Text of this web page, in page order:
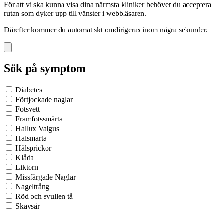
För att vi ska kunna visa dina närmsta kliniker behöver du acceptera
rutan som dyker upp till vänster i webbläsaren.
Därefter kommer du automatiskt omdirigeras inom några sekunder.
Sök på symptom
Diabetes
Förtjockade naglar
Fotsvett
Framfotssmärta
Hallux Valgus
Hälsmärta
Hälsprickor
Klåda
Liktorn
Missfärgade Naglar
Nageltrång
Röd och svullen tå
Skavsår